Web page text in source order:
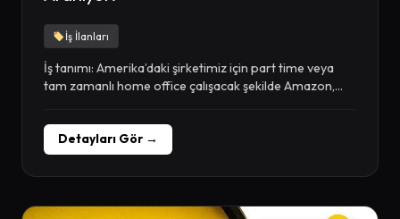
İş İlanları
İş tanımı: Amerika’daki şirketimiz için part time veya
tam zamanlı home office çalışacak şekilde Amazon,...
Detayları Gör →